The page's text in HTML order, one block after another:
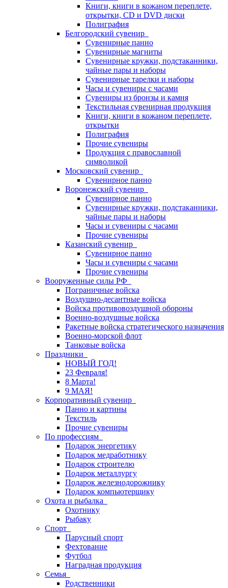
Книги, книги в кожаном переплете,
открытки, CD и DVD диски
Полиграфия
Белгородский сувенир
Сувенирные панно
Сувенирные магниты
Сувенирные кружки, подстаканники,
чайные пары и наборы
Сувенирные тарелки и наборы
Часы и сувениры с часами
Сувениры из бронзы и камня
Текстильная сувенирная продукция
Книги, книги в кожаном переплете,
открытки
Полиграфия
Прочие сувениры
Продукция с православной
символикой
Московский сувенир
Сувенирное панно
Воронежский сувенир
Сувенирное панно
Сувенирные кружки, подстаканники,
чайные пары и наборы
Часы и сувениры с часами
Прочие сувениры
Казанский сувенир
Сувенирное панно
Часы и сувениры с часами
Прочие сувениры
Вооруженные силы РФ
Пограничные войска
Воздушно-десантные войска
Войска противовоздушной обороны
Военно-воздушные войска
Ракетные войска стратегического назначения
Военно-морской флот
Танковые войска
Праздники
НОВЫЙ ГОД!
23 Февраля!
8 Марта!
9 МАЯ!
Корпоративный сувенир
Панно и картины
Текстиль
Прочие сувениры
По профессиям
Подарок энергетику
Подарок медработнику
Подарок строителю
Подарок металлургу
Подарок железнодорожнику
Подарок компьютерщику
Охота и рыбалка
Охотнику
Рыбаку
Спорт
Парусный спорт
Фехтование
Футбол
Наградная продукция
Семья
Родственники